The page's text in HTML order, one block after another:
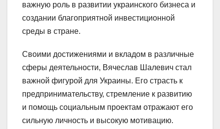
важную роль в развитии украинского бизнеса и
создании благоприятной инвестиционной
среды в стране.
Своими достижениями и вкладом в различные
сферы деятельности, Вячеслав Шалевич стал
важной фигурой для Украины. Его страсть к
предпринимательству, стремление к развитию
и помощь социальным проектам отражают его
сильную личность и высокую мотивацию.